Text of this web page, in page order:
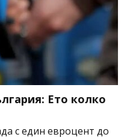
Ето колко
с един евроцент до